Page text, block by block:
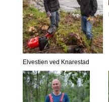
Elvestien ved Knarestad